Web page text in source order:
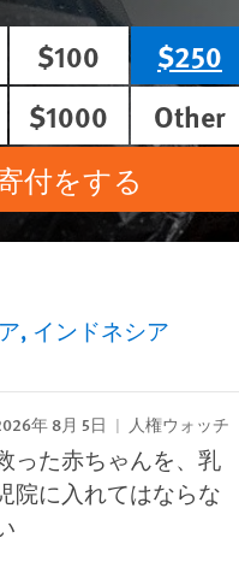
$100
$250
$1000
Other
付をする
インドネシア
年 8月 5日 人権ウォッチ
った赤ちゃんを、乳
院に入れてはならな